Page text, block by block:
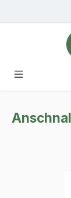
Zum Hauptinhalt